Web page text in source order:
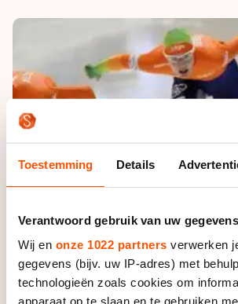
Toestemming Details
Verantwoord gebruik van uw gegevens
Wij en onze 1022 partners verwerken
gegevens (bijv. uw IP-adres) met
technologieën zoals cookies om
apparaat op te slaan en te gebruiken
Algemene Nederlandse Schaatstijd
Deze zomer de weg op
Waar kan ik schaatsen en skaten?
Alles voor jou als schaatsfan
Evenementen
Tickets
Livestreams
Winacties
Olympische Spelen
Olympische Spelen
Medaille overzicht